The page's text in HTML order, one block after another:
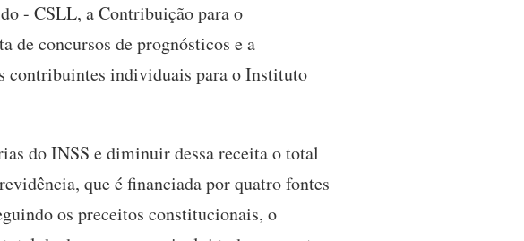
- CSLL, a Contribuição para o
de concursos de prognósticos e a
contribuintes individuais para o Instituto
do INSS e diminuir dessa receita o total
que é financiada por quatro fontes
os preceitos constitucionais, o